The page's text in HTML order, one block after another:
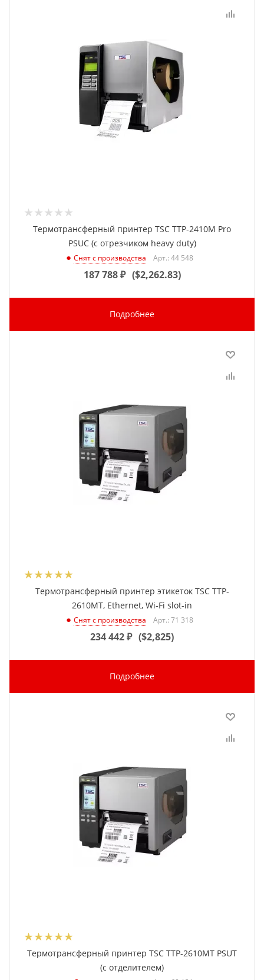
Термотрансферный принтер TSC TTP-2410M Pro
PSUC (с отрезчиком heavy duty)
Снят с производства Арт.: 44 548
187 788₽ ($2,262.83)
Подробнее
Термотрансферный принтер этикеток TSC TTP-
2610MT, Ethernet, Wi-Fi slot-in
Снят с производства Арт.: 71 318
234 442₽ ($2,825)
Подробнее
Термотрансферный принтер TSC TTP-2610MT PSUT
(с отделителем)